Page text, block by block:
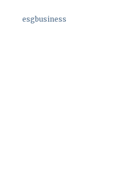
esgbusiness